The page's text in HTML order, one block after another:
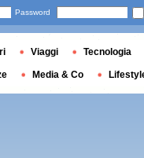
Password
Viaggi Tecnologia
Media & Co